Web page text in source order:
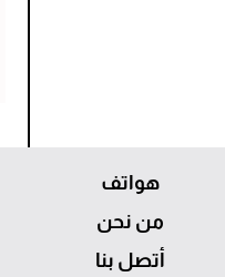
هواتف
من نحن
أتصل بنا